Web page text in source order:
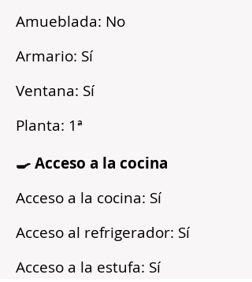
Amueblada: No
Armario: Sí
Ventana: Sí
Planta: 1ª
🍳 Acceso a la cocina
Acceso a la cocina: Sí
Acceso al refrigerador: Sí
Acceso a la estufa: Sí